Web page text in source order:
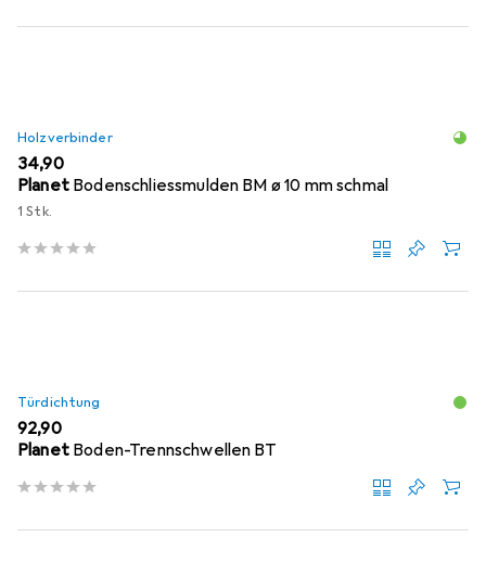
Holzverbinder
EUR
34,90
Planet Bodenschliessmulden BM ø 10 mm schmal
1 Stk.
Türdichtung
EUR
92,90
Planet Boden-Trennschwellen BT